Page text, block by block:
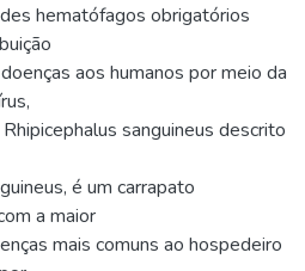
hematófagos obrigatórios
aos humanos por meio da
sanguineus descrito
é um carrapato
a maior
mais comuns ao hospedeiro